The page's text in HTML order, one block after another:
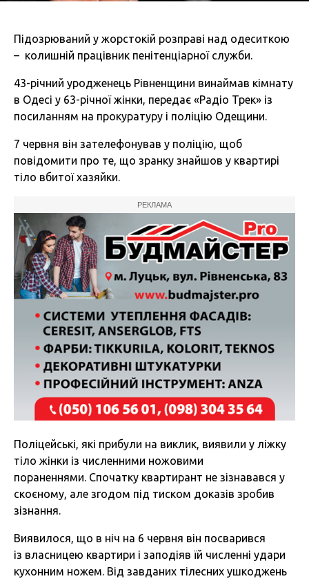
Підозрюваний у жорстокій розправі над одеситкою
– колишній працівник пенітенціарної служби.
43-річний уродженець Рівненщини винаймав кімнату
в Одесі у 63-річної жінки, передає «Радіо Трек» із
посиланням на прокуратуру і поліцію Одещини.
7 червня він зателефонував у поліцію, щоб
повідомити про те, що зранку знайшов у квартирі
тіло вбитої хазяйки.
РЕКЛАМА
Поліцейські, які прибули на виклик, виявили у ліжку
тіло жінки із численними ножовими
пораненнями. Спочатку квартирант не зізнавався у
скоєному, але згодом під тиском доказів зробив
зізнання.
Виявилося, що в ніч на 6 червня він посварився
із власницею квартири і заподіяв їй численні удари
кухонним ножем. Від завданих тілесних ушкоджень